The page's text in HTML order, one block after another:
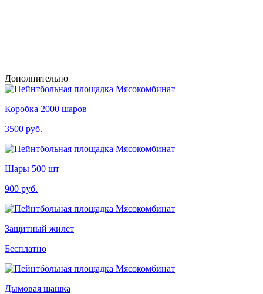
Дополнительно
Коробка 2000 шаров
3500 руб.
Шары 500 шт
900 руб.
Защитный жилет
Бесплатно
Дымовая шашка